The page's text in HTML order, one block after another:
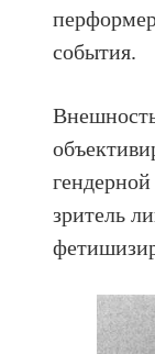
события.
зритель